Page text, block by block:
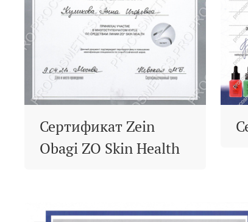
Сертификат Zein
Obagi ZO Skin Health